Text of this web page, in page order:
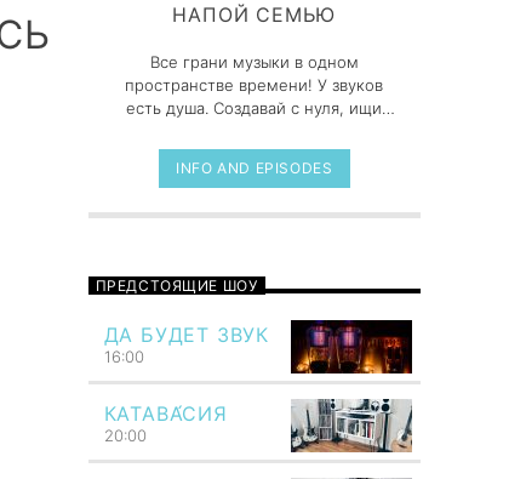
НАПОЙ СЕМЬЮ
Все грани музыки в одном
пространстве времени! У звуков
есть душа. Создавай с нуля, ищи
послушай, чем дышит реальный
мир.
INFO AND EPISODES
ПРЕДСТОЯЩИЕ ШОУ
ДА БУДЕТ ЗВУК
16:00
КАТАВА́СИЯ
20:00